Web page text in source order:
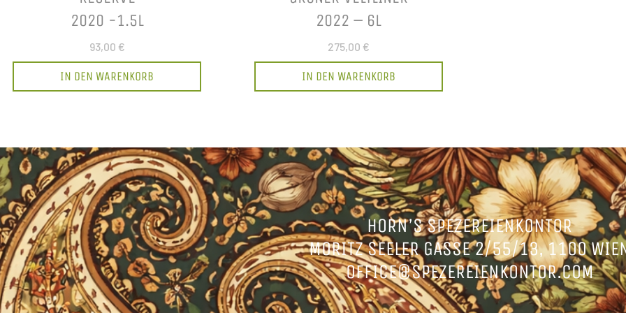
2020 -1.5L
93,00 €
IN DEN WARENKORB
2022 – 6L
275,00 €
IN DEN WARENKORB
HORN’S SPEZEREIENKONTOR
MORITZ SEELER GASSE 2/55/13, 1100
OFFICE@SPEZEREIENKONTOR.COM